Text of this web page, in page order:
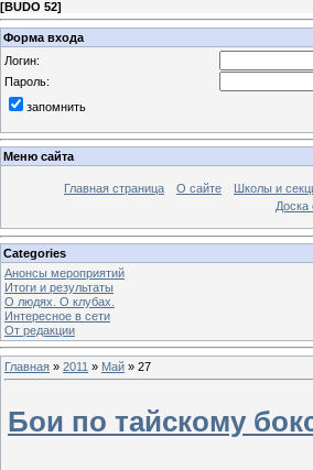
[BUDO 52]
Форма входа
Логин:
Пароль:
запомнить
Меню сайта
Главная страница О сайте Школы и
Доска
Categories
Анонсы мероприятий
Итоги и результаты
О людях. О клубах.
Интересное в сети
От редакции
Главная » 2011 » Май » 27
Бои по тайскому